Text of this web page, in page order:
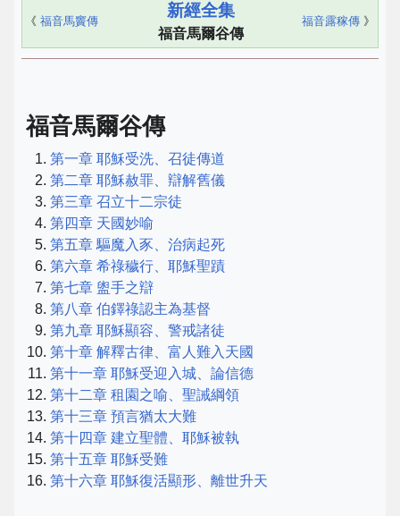
《 福音馬竇傳
新經全集
福音馬爾谷傳
福音露稼傳 》
福音馬爾谷傳
第一章 耶穌受洗、召徒傳道
第二章 耶穌赦罪、辯解舊儀
第三章 召立十二宗徒
第四章 天國妙喻
第五章 驅魔入豕、治病起死
第六章 希祿穢行、耶穌聖蹟
第七章 盥手之辯
第八章 伯鐸祿認主為基督
第九章 耶穌顯容、警戒諸徒
第十章 解釋古律、富人難入天國
第十一章 耶穌受迎入城、論信德
第十二章 租園之喻、聖誡綱領
第十三章 預言猶太大難
第十四章 建立聖體、耶穌被執
第十五章 耶穌受難
第十六章 耶穌復活顯形、離世升天